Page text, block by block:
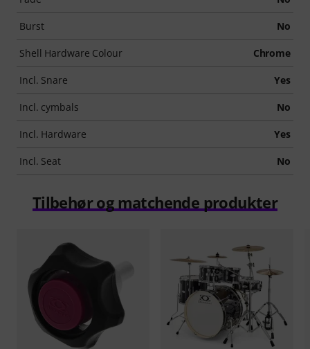
Burst No
Shell Hardware Colour Chrome
Incl. Snare Yes
Incl. cymbals No
Incl. Hardware Yes
Incl. Seat No
Tilbehør og matchende produkter